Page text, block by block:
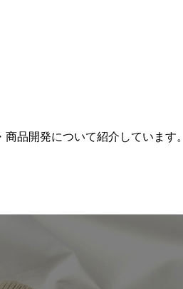
品開発について紹介しています。